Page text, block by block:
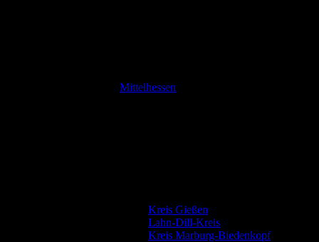
Mittelhessen
Kreis Gießen
Lahn-Dill-Kreis
Kreis Marburg-Biedenkopf